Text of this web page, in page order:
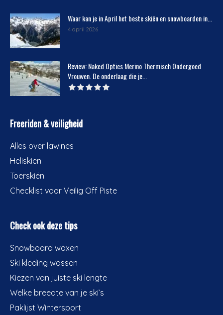
Waar kan je in April het beste skiën en snowboarden in...
4 april 2026
Review: Naked Optics Merino Thermisch Ondergoed
Vrouwen. De onderlaag die je...
Freeriden & veiligheid
Alles over lawines
Heliskiën
Toerskiën
Checklist voor Veilig Off Piste
Check ook deze tips
Snowboard waxen
Ski kleding wassen
Kiezen van juiste ski lengte
Welke breedte van je ski’s
Paklijst Wintersport